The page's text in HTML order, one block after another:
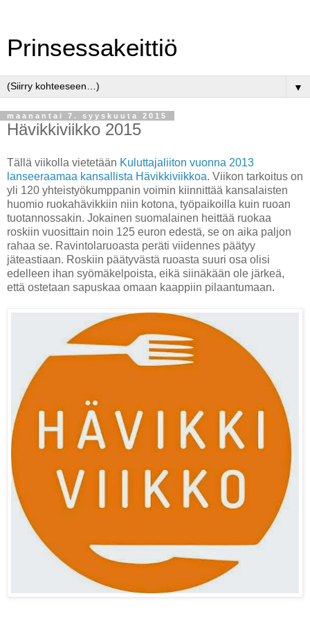
Prinsessakeittiö
▼
maanantai 7. syyskuuta 2015
Hävikkiviikko 2015
Tällä viikolla vietetään Kuluttajaliiton vuonna 2013
lanseeraamaa kansallista Hävikkiviikkoa. Viikon tarkoitus on
yli 120 yhteistyökumppanin voimin kiinnittää kansalaisten
huomio ruokahävikkiin niin kotona, työpaikoilla kuin ruoan
tuotannossakin. Jokainen suomalainen heittää ruokaa
roskiin vuosittain noin 125 euron edestä, se on aika paljon
rahaa se. Ravintolaruoasta peräti viidennes päätyy
jäteastiaan. Roskiin päätyvästä ruoasta suuri osa olisi
edelleen ihan syömäkelpoista, eikä siinäkään ole järkeä,
että ostetaan sapuskaa omaan kaappiin pilaantumaan.